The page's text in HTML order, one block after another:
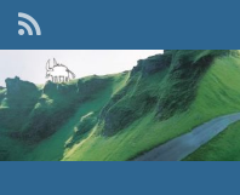
Search for: